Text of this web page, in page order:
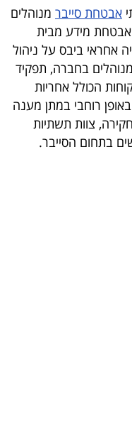
אבטחת סייבר מנוהלים
מידע מבית
אחראי ביבס על ניהול
בחברה, תפקיד
הכולל אחריות
רוחבי במתן מענה
חקירה, צוות תשתיות
בתחום הסייבר.